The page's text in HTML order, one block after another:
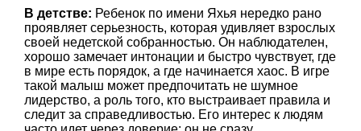
В детстве: Ребенок по имени Яхья нередко рано
проявляет серьезность, которая удивляет взрослых
своей недетской собранностью. Он наблюдателен,
хорошо замечает интонации и быстро чувствует, где
в мире есть порядок, а где начинается хаос. В игре
такой малыш может предпочитать не шумное
лидерство, а роль того, кто выстраивает правила и
следит за справедливостью. Его интерес к людям